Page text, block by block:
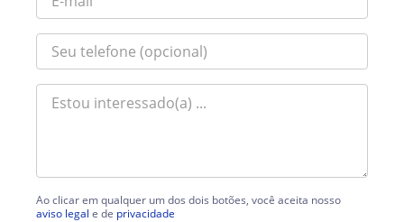
Ao clicar em qualquer um dos dois botões, você aceita nosso
aviso legal e de privacidade